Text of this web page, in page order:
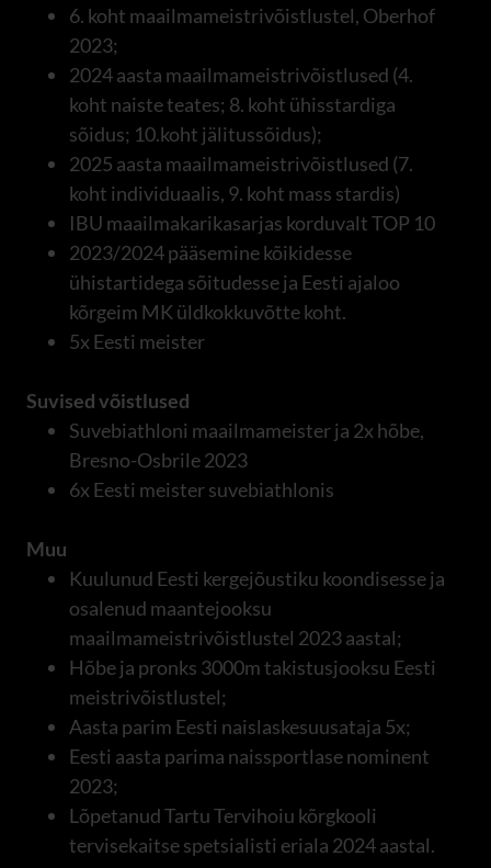
6. koht maailmameistrivõistlustel, Oberhof
2023;
2024 aasta maailmameistrivõistlused (4.
koht naiste teates; 8. koht ühisstardiga
sõidus; 10.koht jälitussõidus);
2025 aasta maailmameistrivõistlused (7.
koht individuaalis, 9. koht mass stardis)
IBU maailmakarikasarjas korduvalt TOP 10
2023/2024 pääsemine kõikidesse
ühistartidega sõitudesse ja Eesti ajaloo
kõrgeim MK üldkokkuvõtte koht.
5x Eesti meister
Suvised võistlused
Suvebiathloni maailmameister ja 2x hõbe,
Bresno-Osbrile 2023
6x Eesti meister suvebiathlonis
Muu
Kuulunud Eesti kergejõustiku koondisesse ja
osalenud maantejooksu
maailmameistrivõistlustel 2023 aastal;
Hõbe ja pronks 3000m takistusjooksu Eesti
meistrivõistlustel;
Aasta parim Eesti naislaskesuusataja 5x;
Eesti aasta parima naissportlase nominent
2023;
Lõpetanud Tartu Tervihoiu kõrgkooli
tervisekaitse spetsialisti eriala 2024 aastal.